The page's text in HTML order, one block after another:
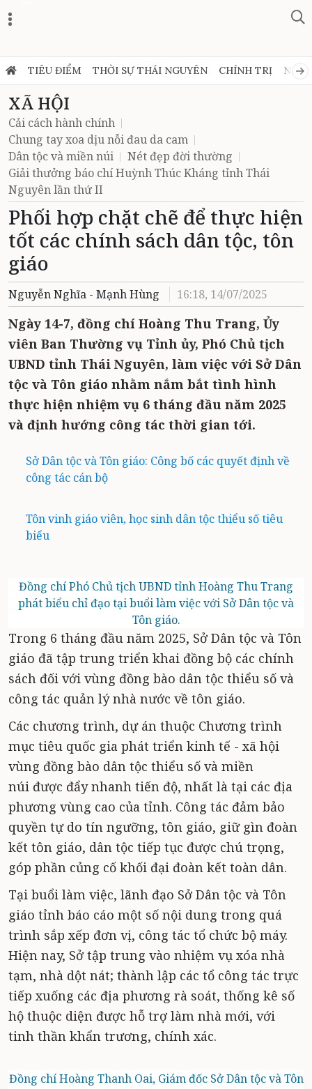
TIÊU ĐIỂM THỜI SỰ THÁI NGUYÊN CHÍNH TRỊ NGHỊ
XÃ HỘI
Cải cách hành chính
Chung tay xoa dịu nỗi đau da cam
Dân tộc và miền núi
Nét đẹp đời thường
Giải thưởng báo chí Huỳnh Thúc Kháng tỉnh Thái
Nguyên lần thứ II
Phối hợp chặt chẽ để thực hiện
tốt các chính sách dân tộc, tôn
giáo
Nguyễn Nghĩa - Mạnh Hùng 16:18, 14/07/2025
Ngày 14-7, đồng chí Hoàng Thu Trang, Ủy
viên Ban Thường vụ Tỉnh ủy, Phó Chủ tịch
UBND tỉnh Thái Nguyên, làm việc với Sở Dân
tộc và Tôn giáo nhằm nắm bắt tình hình
thực hiện nhiệm vụ 6 tháng đầu năm 2025
và định hướng công tác thời gian tới.
Sở Dân tộc và Tôn giáo: Công bố các quyết định về
công tác cán bộ
Tôn vinh giáo viên, học sinh dân tộc thiểu số tiêu
biểu
Đồng chí Phó Chủ tịch UBND tỉnh Hoàng Thu Trang
phát biểu chỉ đạo tại buổi làm việc với Sở Dân tộc và
Tôn giáo.
Trong 6 tháng đầu năm 2025, Sở Dân tộc và Tôn
giáo đã tập trung triển khai đồng bộ các chính
sách đối với vùng đồng bào dân tộc thiểu số và
công tác quản lý nhà nước về tôn giáo.
Các chương trình, dự án thuộc Chương trình
mục tiêu quốc gia phát triển kinh tế - xã hội
vùng đồng bào dân tộc thiểu số và miền
núi được đẩy nhanh tiến độ, nhất là tại các địa
phương vùng cao của tỉnh. Công tác đảm bảo
quyền tự do tín ngưỡng, tôn giáo, giữ gìn đoàn
kết tôn giáo, dân tộc tiếp tục được chú trọng,
góp phần củng cố khối đại đoàn kết toàn dân.
Tại buổi làm việc, lãnh đạo Sở Dân tộc và Tôn
giáo tỉnh báo cáo một số nội dung trong quá
trình sắp xếp đơn vị, công tác tổ chức bộ máy.
Hiện nay, Sở tập trung vào nhiệm vụ xóa nhà
tạm, nhà dột nát; thành lập các tổ công tác trực
tiếp xuống các địa phương rà soát, thống kê số
hộ thuộc diện được hỗ trợ làm nhà mới, với
tinh thần khẩn trương, chính xác.
Đồng chí Hoàng Thanh Oai, Giám đốc Sở Dân tộc và Tôn